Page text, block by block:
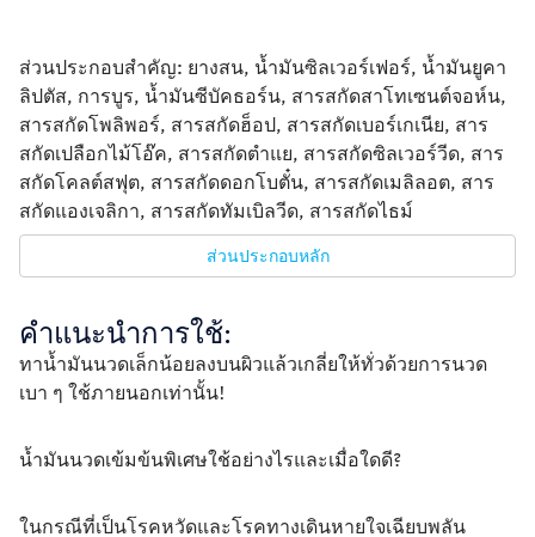
ส่วนประกอบสำคัญ: ยางสน, น้ำมันซิลเวอร์เฟอร์, น้ำมันยูคา
ลิปตัส, การบูร, น้ำมันซีบัคธอร์น, สารสกัดสาโทเซนต์จอห์น,
สารสกัดโพลิพอร์, สารสกัดฮ็อป, สารสกัดเบอร์เกเนีย, สาร
สกัดเปลือกไม้โอ๊ค, สารสกัดตำแย, สารสกัดซิลเวอร์วีด, สาร
สกัดโคลต์สฟุต, สารสกัดดอกโบตั๋น, สารสกัดเมลิลอต, สาร
สกัดแองเจลิกา, สารสกัดทัมเบิลวีด, สารสกัดไธม์
ส่วนประกอบหลัก
คำแนะนำการใช้:
ทาน้ำมันนวดเล็กน้อยลงบนผิวแล้วเกลี่ยให้ทั่วด้วยการนวด
เบา ๆ ใช้ภายนอกเท่านั้น!
น้ำมันนวดเข้มข้นพิเศษใช้อย่างไรและเมื่อใดดี?
ในกรณีที่เป็นโรคหวัดและโรคทางเดินหายใจเฉียบพลัน